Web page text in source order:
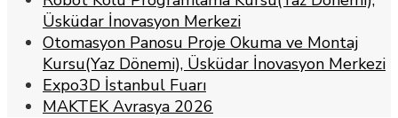
Üsküdar İnovasyon Merkezi
Otomasyon Panosu Proje Okuma ve Montaj
Kursu(Yaz Dönemi), Üsküdar İnovasyon Merkezi
Expo3D İstanbul Fuarı
MAKTEK Avrasya 2026